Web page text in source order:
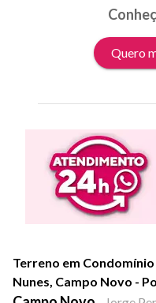
Quero
Terreno em
Nunes, Campo Novo -